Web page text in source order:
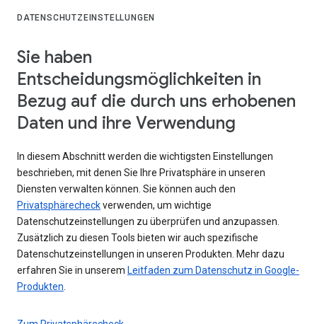
DATENSCHUTZEINSTELLUNGEN
Sie haben
Entscheidungsmöglichkeiten in
Bezug auf die durch uns erhobenen
Daten und ihre Verwendung
In diesem Abschnitt werden die wichtigsten Einstellungen
beschrieben, mit denen Sie Ihre Privatsphäre in unseren
Diensten verwalten können. Sie können auch den
Privatsphärecheckverwenden, um wichtige
Datenschutzeinstellungen zu überprüfen und anzupassen.
Zusätzlich zu diesen Tools bieten wir auch spezifische
Datenschutzeinstellungen in unseren Produkten. Mehr dazu
erfahren Sie in unserem Leitfaden zum Datenschutz in Google-
Produkten